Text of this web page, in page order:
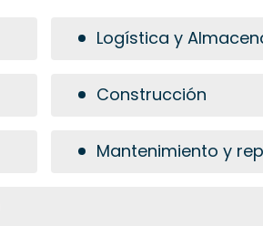
Logística y
Construcción
Mantenimiento y